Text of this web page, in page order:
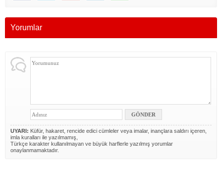
Yorumlar
UYARI: Küfür, hakaret, rencide edici cümleler veya imalar, inançlara saldırı içeren,
imla kuralları ile yazılmamış,
Türkçe karakter kullanılmayan ve büyük harflerle yazılmış yorumlar
onaylanmamaktadır.